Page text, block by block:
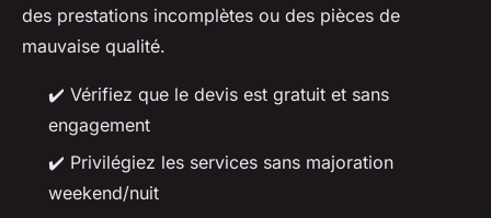
des prestations incomplètes ou des pièces de
mauvaise qualité.
✔️ Vérifiez que le devis est gratuit et sans
engagement
✔️ Privilégiez les services sans majoration
weekend/nuit